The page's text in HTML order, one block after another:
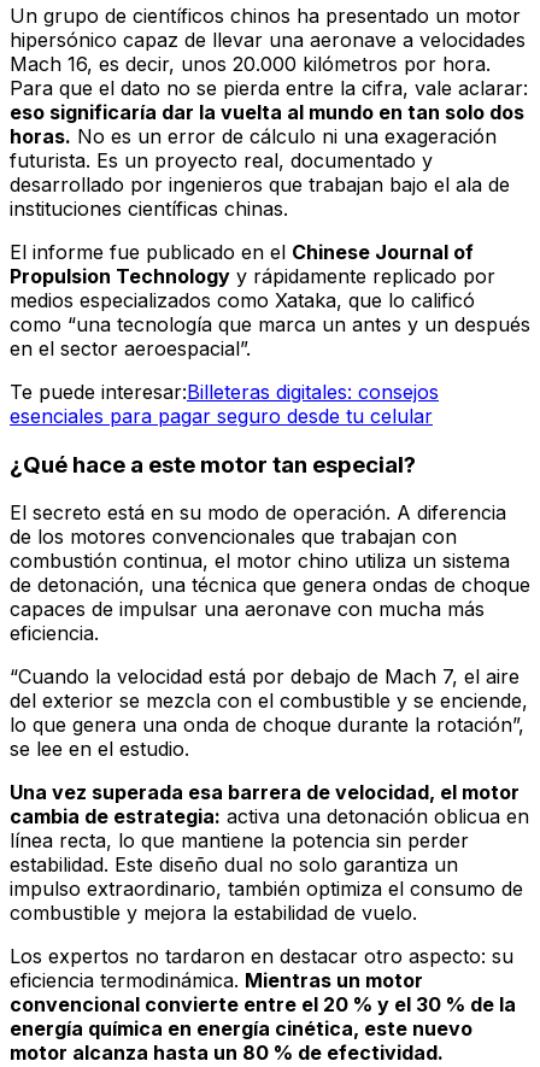
Un grupo de científicos chinos ha presentado un motor
hipersónico capaz de llevar una aeronave a velocidades
Mach 16, es decir, unos 20.000 kilómetros por hora.
Para que el dato no se pierda entre la cifra, vale aclarar:
eso significaría dar la vuelta al mundo en tan solo dos
horas. No es un error de cálculo ni una exageración
futurista. Es un proyecto real, documentado y
desarrollado por ingenieros que trabajan bajo el ala de
instituciones científicas chinas.
El informe fue publicado en el Chinese Journal of
Propulsion Technology y rápidamente replicado por
medios especializados como Xataka, que lo calificó
como “una tecnología que marca un antes y un después
en el sector aeroespacial”.
Te puede interesar:Billeteras digitales: consejos
esenciales para pagar seguro desde tu celular
¿Qué hace a este motor tan especial?
El secreto está en su modo de operación. A diferencia
de los motores convencionales que trabajan con
combustión continua, el motor chino utiliza un sistema
de detonación, una técnica que genera ondas de choque
capaces de impulsar una aeronave con mucha más
eficiencia.
“Cuando la velocidad está por debajo de Mach 7, el aire
del exterior se mezcla con el combustible y se enciende,
lo que genera una onda de choque durante la rotación”,
se lee en el estudio.
Una vez superada esa barrera de velocidad, el motor
cambia de estrategia: activa una detonación oblicua en
línea recta, lo que mantiene la potencia sin perder
estabilidad. Este diseño dual no solo garantiza un
impulso extraordinario, también optimiza el consumo de
combustible y mejora la estabilidad de vuelo.
Los expertos no tardaron en destacar otro aspecto: su
eficiencia termodinámica. Mientras un motor
convencional convierte entre el 20 % y el 30 % de la
energía química en energía cinética, este nuevo
motor alcanza hasta un 80 % de efectividad.